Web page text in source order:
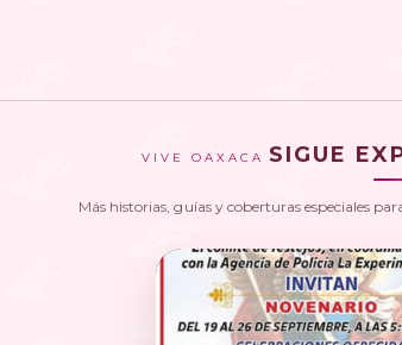
VIVE OAXACA SIGUE
Más historias, guías y coberturas especiales